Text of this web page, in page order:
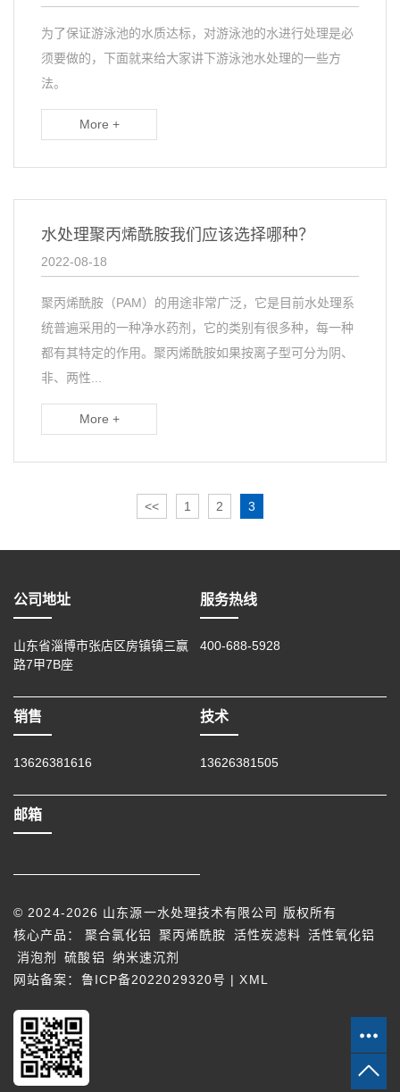
为了保证游泳池的水质达标，对游泳池的水进行处理是必
须要做的，下面就来给大家讲下游泳池水处理的一些方
法。
More +
水处理聚丙烯酰胺我们应该选择哪种？
2022-08-18
聚丙烯酰胺（PAM）的用途非常广泛，它是目前水处理系
统普遍采用的一种净水药剂，它的类别有很多种，每一种
都有其特定的作用。聚丙烯酰胺如果按离子型可分为阴、
非、两性...
More +
<< 1 2 3
公司地址
山东省淄博市张店区房镇镇三赢
路7甲7B座
服务热线
400-688-5928
销售
13626381616
技术
13626381505
邮箱
© 2024-2026 山东源一水处理技术有限公司 版权所有
核心产品：
聚合氯化铝 聚丙烯酰胺 活性炭滤料 活性氧化铝
消泡剂
硫酸铝
纳米速沉剂
网站备案： 鲁ICP备2022029320号 |XML